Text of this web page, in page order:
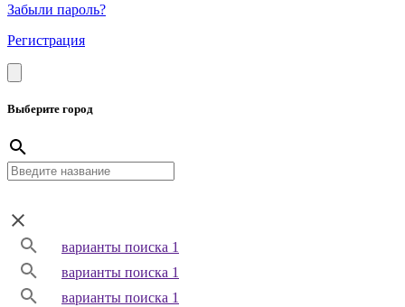
Забыли пароль?
Регистрация
Выберите город
варианты поиска 1
варианты поиска 1
варианты поиска 1